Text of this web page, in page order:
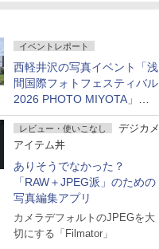
イベントレポート
西軽井沢の写真イベント「浅
間国際フォトフェスティバル
2026 PHOTO MIYOTA」が
開幕
レビュー・使いこなし
デジカメ
アイテム丼
ありそうでなかった？
「RAW＋JPEG派」のための
写真編集アプリ
カメラデフォルトのJPEGを大
切にする「Filmator」